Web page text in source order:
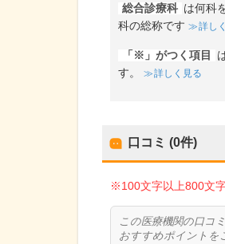
総合診療科 は何科
科の総称です
詳し
「※」がつく項目
す。
詳しく見る
口コミ (0件)
※100文字以上800文